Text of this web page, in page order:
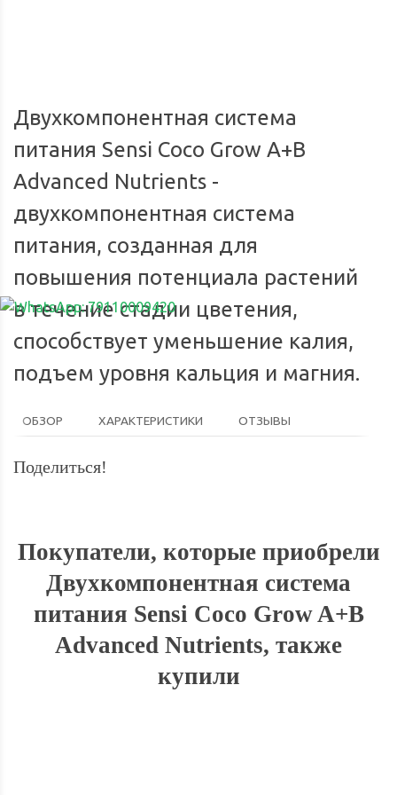
Двухкомпонентная система
питания Sensi Coco Grow A+B
Advanced Nutrients -
двухкомпонентная система
питания, созданная для
повышения потенциала растений
в течение стадии цветения,
способствует уменьшение калия,
подъем уровня кальция и магния.
ОБЗОР ХАРАКТЕРИСТИКИ ОТЗЫВЫ
Поделиться!
Покупатели, которые приобрели
Двухкомпонентная система
питания Sensi Coco Grow A+B
Advanced Nutrients, также
купили